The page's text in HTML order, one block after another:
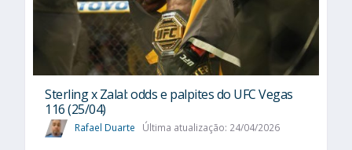
Sterling x Zalal: odds e palpites do UFC Vegas
116 (25/04)
Rafael Duarte Última atualização: 24/04/2026